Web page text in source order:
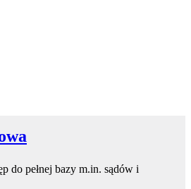
do pełnej bazy m.in. sądów i